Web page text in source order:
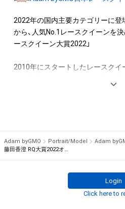
・本アイテムの著作権を有する方、
の管理委託を受けている者からの事
アイテムの保有者が有する権利」の
ル、リバースエンジニアリングを含
・本アイテムに関する創作物の利
に反する利用またはその恐れのあ
2022年の国内主要カテゴリーに登
から、人気No.1レースクイーンを
ースクイーン大賞2022」
2010年にスタートしたレースクイ
を冠に迎え実施いたします。
リを獲得し、レースクイーン大賞
イーン大賞の同一年グランプリ獲
ノミネート50名の中からどのレー
Adam byGMO Portrait/Model
藤田香澄 RQ大賞2022オリジナルNFTトレカ
Login
Click here to